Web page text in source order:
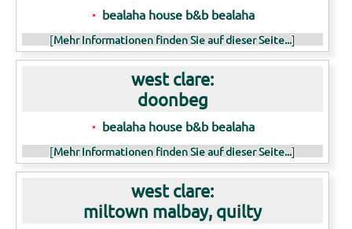
bealaha house b&b bealaha
[Mehr Informationen finden Sie auf dieser Seite...]
west clare:
doonbeg
bealaha house b&b bealaha
[Mehr Informationen finden Sie auf dieser Seite...]
west clare:
miltown malbay, quilty